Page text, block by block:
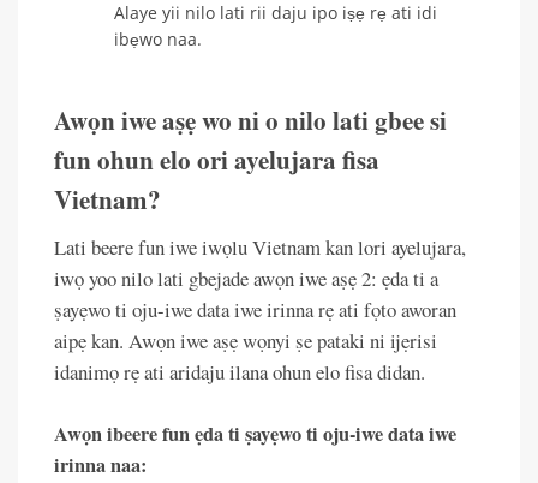
Alaye yii nilo lati rii daju ipo iṣẹ rẹ ati idi
ibẹwo naa.
Awọn iwe aṣẹ wo ni o nilo lati gbee si
fun ohun elo ori ayelujara fisa
Vietnam?
Lati beere fun iwe iwọlu Vietnam kan lori ayelujara,
iwọ yoo nilo lati gbejade awọn iwe aṣẹ 2: ẹda ti a
ṣayẹwo ti oju-iwe data iwe irinna rẹ ati fọto aworan
aipẹ kan. Awọn iwe aṣẹ wọnyi ṣe pataki ni ijẹrisi
idanimọ rẹ ati aridaju ilana ohun elo fisa didan.
Awọn ibeere fun ẹda ti ṣayẹwo ti oju-iwe data iwe
irinna naa: